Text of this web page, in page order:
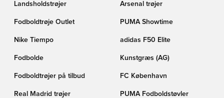
Landsholdstrøjer Arsenal trøjer
Fodboldtrøje Outlet PUMA Showtime
Nike Tiempo adidas F50 Elite
Fodbolde Kunstgræs (AG)
Fodboldtrøjer på tilbud FC København
Real Madrid trøjer PUMA Fodboldstøvler